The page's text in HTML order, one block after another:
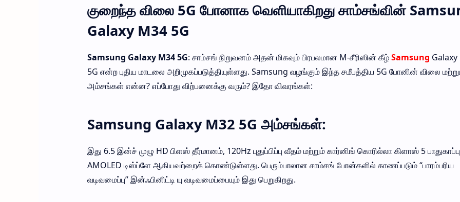
குறைந்த விலை 5G போனாக வெளியாகிறது சாம்சங்வின்
Galaxy M34 5G
Samsung Galaxy M34 5G: சாம்சங் நிறுவனம் அதன் மிகவும் பிரபலமான M-சீரிஸின் கீழ்Samsung
5G என்ற புதிய மாடலை அறிமுகப்படுத்தியுள்ளது. Samsung வழங்கும் இந்த சமீபத்திய 5G போனின் விலை
அம்சங்கள் என்ன? எப்போது விற்பனைக்கு வரும்? இதோ விவரங்கள்:
Samsung Galaxy M32 5G அம்சங்கள்:
இது 6.5 இன்ச் முழு HD பிளஸ் தீர்மானம், 120Hz புதுப்பிப்பு வீதம் மற்றும் கார்னிங் கொரில்லா கிளாஸ் 5
AMOLED டிஸ்ப்ளே ஆகியவற்றைக் கொண்டுள்ளது. பெரும்பாலான சாம்சங் போன்களில் காணப்படும் “பாரம்பரிய
வடிவமைப்பு” இன்ஃபினிட்டி யு வடிவமைப்பையும் இது பெறுகிறது.